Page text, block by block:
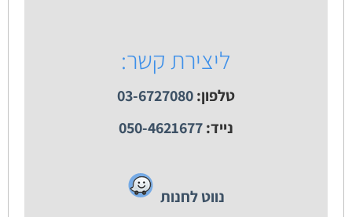
ליצירת קשר:
טלפון:03-6727080
נייד:050-4621677
נווט לחנות